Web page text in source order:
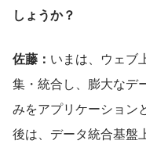
しょうか？
佐藤： いまは、ウェブ
集・統合し、膨大なデ
みをアプリケーション
後は、データ統合基盤